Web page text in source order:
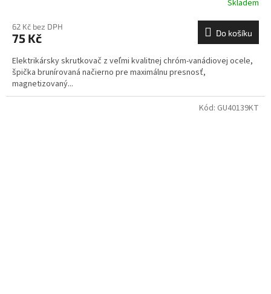
Skladem
62 Kč bez DPH
75 Kč Do košíku
Elektrikársky skrutkovač z veľmi kvalitnej chróm-vanádiovej ocele,
špička brunírovaná načierno pre maximálnu presnosť,
magnetizovaný...
Kód: GU40139KT